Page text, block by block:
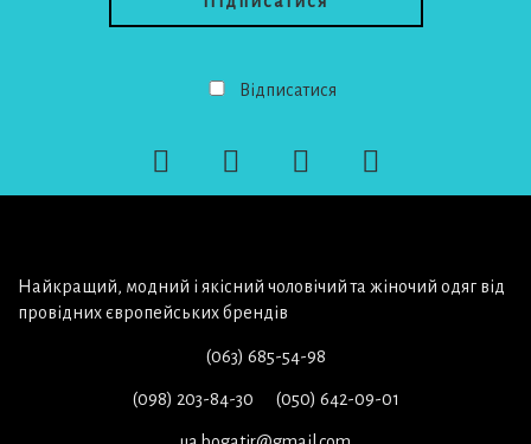
бути тільки цікаві акційні пропозиції в дні сезонних
Чоловічі труси великого
магазину Богатир
В онлайн каталозі сайту мережі магазинів Богатир
основними параметрами білизни для великих
Велика розмірна сітка (батал та супер батал).
Модельний ряд - труси-боксери облягаючі або
Відписатися
Найкращий, модний і якісний чоловічий та жіночий одяг від
провідних європейських брендів
(063) 685-54-98
(098) 203-84-30 (050) 642-09-01